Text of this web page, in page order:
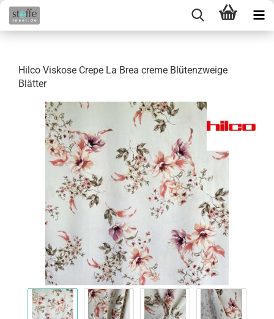
Hilco Viskose Crepe La Brea creme Blütenzweige
Blätter